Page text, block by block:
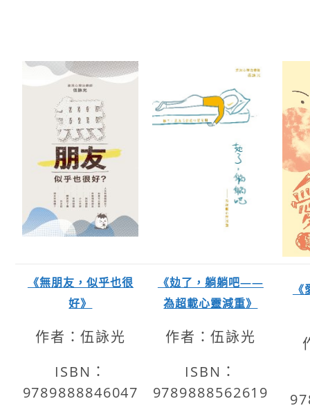
《無朋友，似乎也很
好》
作者：伍詠光
ISBN：
9789888846047
《攰了，躺躺吧——
為超載心靈減重》
作者：伍詠光
ISBN：
9789888562619